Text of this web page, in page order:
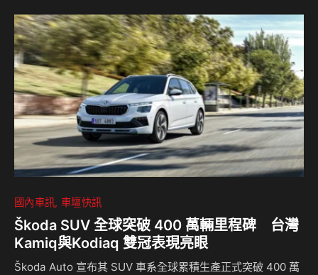
者，TOYOTA 自 1992 年即成立電動車開發部門，為了實現地
球永續發展的目標，致力於開發包含 BEV(Battery Elec…
國內車訊 車壇快訊
Škoda SUV 全球突破 400 萬輛里程碑 台灣
Kamiq與Kodiaq 雙冠表現亮眼
Škoda Auto 宣布其 SUV 車系全球累積生產正式突破 400 萬